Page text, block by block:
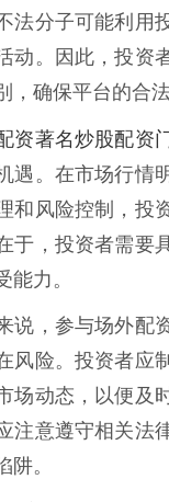
法分子可能利用
动。因此，投资
，确保平台的合
资著名炒股配资
遇。在市场行情
和风险控制，投
于，投资者需要
能力。
说，参与场外配
风险。投资者应
场动态，以便及
注意遵守相关法
阱。